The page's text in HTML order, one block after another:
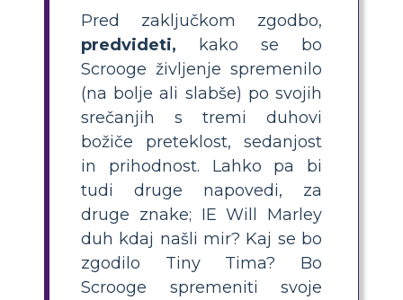
Pred zaključkom zgodbo,
predvideti, kako se bo
Scrooge življenje spremenilo
(na bolje ali slabše) po svojih
srečanjih s tremi duhovi
božiče preteklost, sedanjost
in prihodnost. Lahko pa bi
tudi druge napovedi, za
druge znake; IE Will Marley
duh kdaj našli mir? Kaj se bo
zgodilo Tiny Tima? Bo
Scrooge spremeniti svoje